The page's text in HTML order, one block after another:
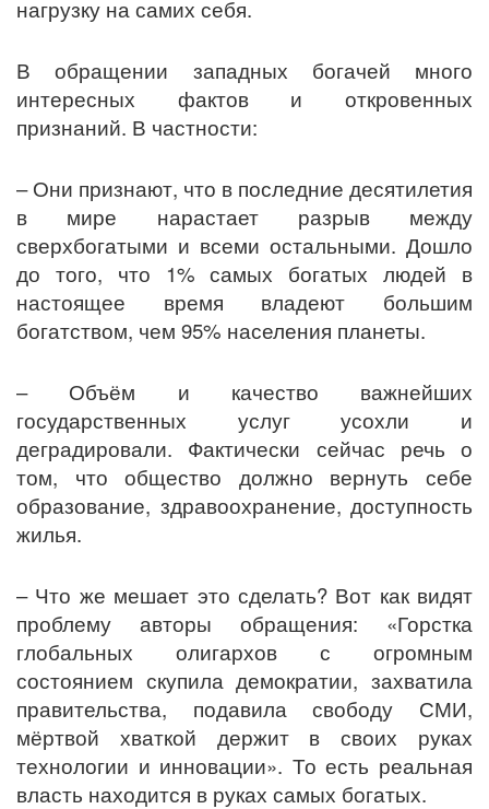
нагрузку на самих себя.
В обращении западных богачей много
интересных фактов и откровенных
признаний. В частности:
– Они признают, что в последние десятилетия
в мире нарастает разрыв между
сверхбогатыми и всеми остальными. Дошло
до того, что 1% самых богатых людей в
настоящее время владеют большим
богатством, чем 95% населения планеты.
– Объём и качество важнейших
государственных услуг усохли и
деградировали. Фактически сейчас речь о
том, что общество должно вернуть себе
образование, здравоохранение, доступность
жилья.
– Что же мешает это сделать? Вот как видят
проблему авторы обращения: «Горстка
глобальных олигархов с огромным
состоянием скупила демократии, захватила
правительства, подавила свободу СМИ,
мёртвой хваткой держит в своих руках
технологии и инновации». То есть реальная
власть находится в руках самых богатых.